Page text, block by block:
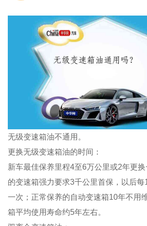
无级变速箱油不通用。
更换无级变速箱油的时间：
新车最佳保养里程4至6万公里或2年更
的变速箱强力要求3千公里首保，以后
一次；正常保养的自动变速箱10年不用
箱平均使用寿命约5年左右。